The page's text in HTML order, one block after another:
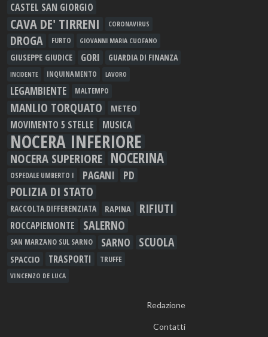
CASTEL SAN GIORGIO
CAVA DE' TIRRENI CORONAVIRUS
DROGA FURTO GIOVANNI MARIA CUOFANO
GIUSEPPE GIUDICE GORI GUARDIA DI FINANZA
INCIDENTE INQUINAMENTO LAVORO
LEGAMBIENTE MALTEMPO
MANLIO TORQUATO METEO
MOVIMENTO 5 STELLE MUSICA
NOCERA INFERIORE
NOCERA SUPERIORE NOCERINA
OSPEDALE UMBERTO I PAGANI PD
POLIZIA DI STATO
RACCOLTA DIFFERENZIATA RAPINA RIFIUTI
ROCCAPIEMONTE SALERNO
SAN MARZANO SUL SARNO SARNO SCUOLA
SPACCIO TRASPORTI TRUFFE
VINCENZO DE LUCA
Redazione
Contatti